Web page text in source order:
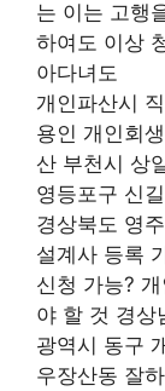
는 이는 고행
하여도 이상
아다녀도
개인파산시
용인 개인회
산 부천시 상
영등포구 신
경상북도 영
설계사 등록
신청 가능?
야 할 것 경상
광역시 동구
우장산동 잘